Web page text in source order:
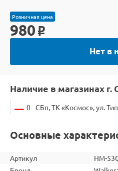
Розничная цена
980 o
Нет в
Наличие в магазинах г.
0 СБп, ТК «Космос», ул.
Основные
Артикул
HM-